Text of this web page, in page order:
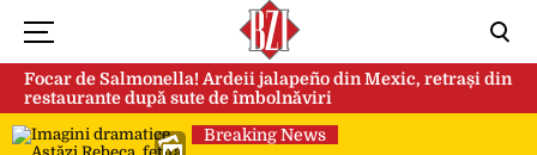
Focar de Salmonella! Ardeii jalapeño din Mexic, retrași din
restaurante după sute de îmbolnăviri
Breaking News